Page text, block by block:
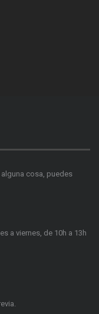
cosa, puedes
a viernes, de 10h a 13h